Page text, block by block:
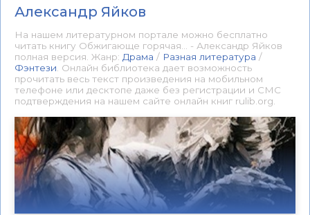
Александр Яйков
На нашем литературном портале можно бесплатно
читать книгу Обжигающе горячая... - Александр Яйков
полная версия. Жанр: Драма / Разная литература /
Фэнтези . Онлайн библиотека дает возможность
прочитать весь текст произведения на мобильном
телефоне или десктопе даже без регистрации и СМС
подтверждения на нашем сайте онлайн книг rulib.org.